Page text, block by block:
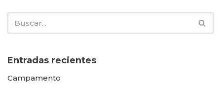
Entradas recientes
Campamento